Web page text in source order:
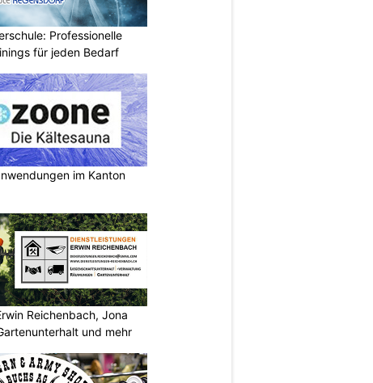
Professionelle
für jeden Bedarf
im Kanton
Reichenbach, Jona
und mehr